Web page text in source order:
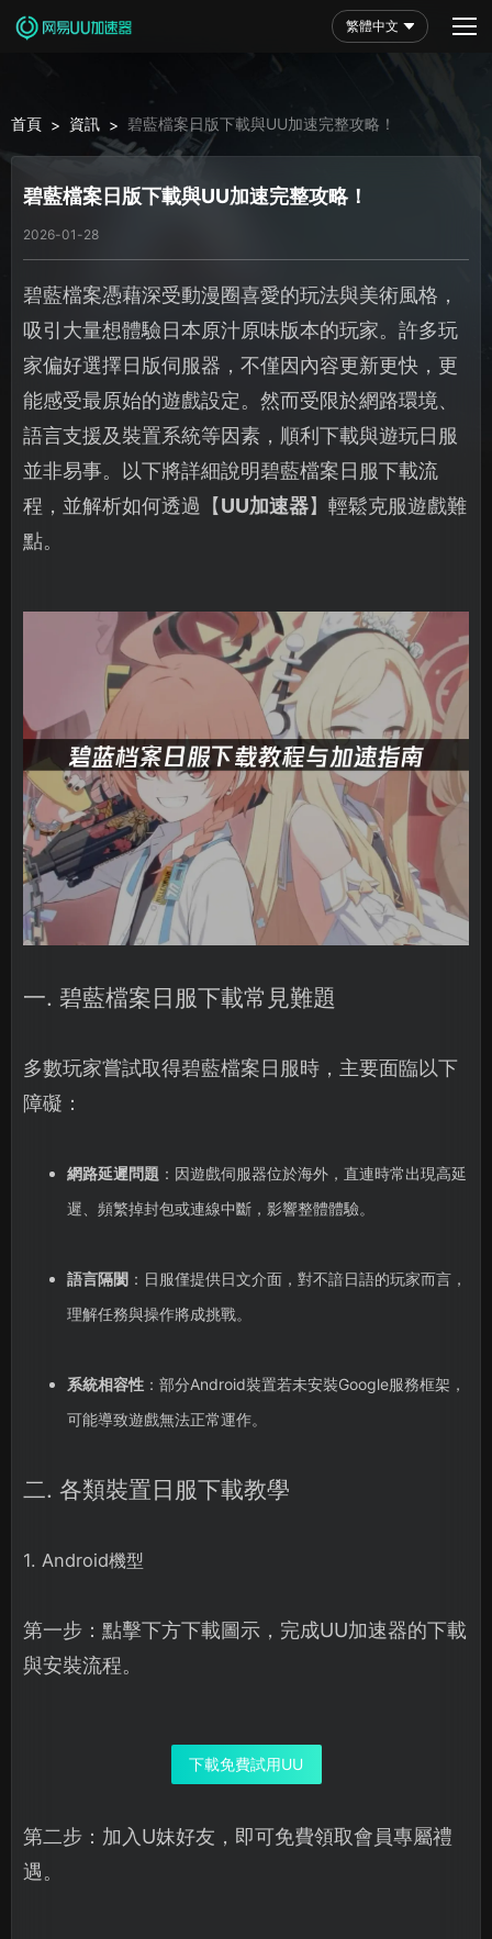
繁體中文
首頁 > 資訊 > 碧藍檔案日版下載與UU加速完整攻略！
碧藍檔案日版下載與UU加速完整攻略！
2026-01-28
碧藍檔案憑藉深受動漫圈喜愛的玩法與美術風格，
吸引大量想體驗日本原汁原味版本的玩家。許多玩
家偏好選擇日版伺服器，不僅因內容更新更快，更
能感受最原始的遊戲設定。然而受限於網路環境、
語言支援及裝置系統等因素，順利下載與遊玩日服
並非易事。以下將詳細說明碧藍檔案日服下載流
程，並解析如何透過【UU加速器】輕鬆克服遊戲難
點。
一. 碧藍檔案日服下載常見難題
多數玩家嘗試取得碧藍檔案日服時，主要面臨以下
障礙：
網路延遲問題 ：因遊戲伺服器位於海外，直連時常出現高延
遲、頻繁掉封包或連線中斷，影響整體體驗。
語言隔閡 ：日服僅提供日文介面，對不諳日語的玩家而言，
理解任務與操作將成挑戰。
系統相容性：部分Android裝置若未安裝Google服務框架，
可能導致遊戲無法正常運作。
二. 各類裝置日服下載教學
1. Android機型
第一步：點擊下方下載圖示，完成UU加速器的下載
與安裝流程。
下載免費試用UU
第二步：加入U妹好友，即可免費領取會員專屬禮
遇。